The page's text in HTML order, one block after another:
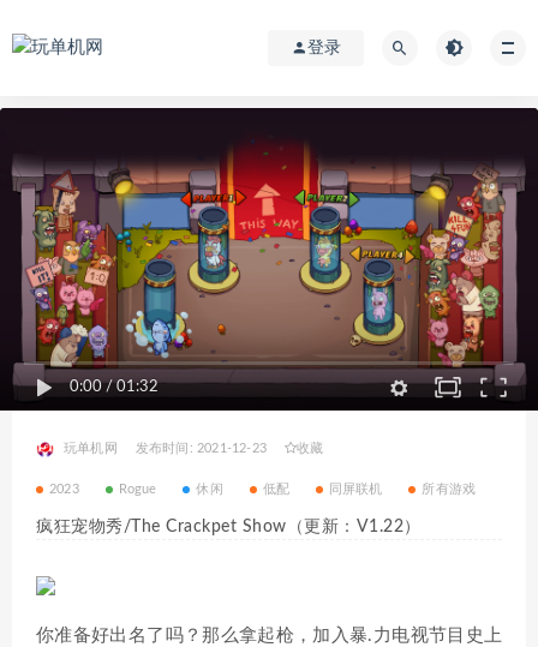
登录
0:00/01:32
玩单机网 发布时间: 2021-12-23 收藏
2023 Rogue 休闲 低配 同屏联机 所有游戏
疯狂宠物秀/The Crackpet Show（更新：V1.22）
你准备好出名了吗？那么拿起枪，加入暴.力电视节目史上